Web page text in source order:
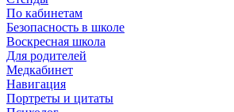
По кабинетам
Безопасность в школе
Воскресная школа
Для родителей
Медкабинет
Навигация
Портреты и цитаты